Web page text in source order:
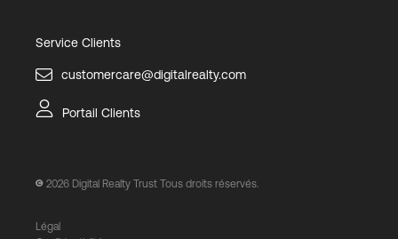
Service Clients
customercare@digitalrealty.com
Portail Clients
2026 Digital Realty Trust Tous droits réservés.
Légal